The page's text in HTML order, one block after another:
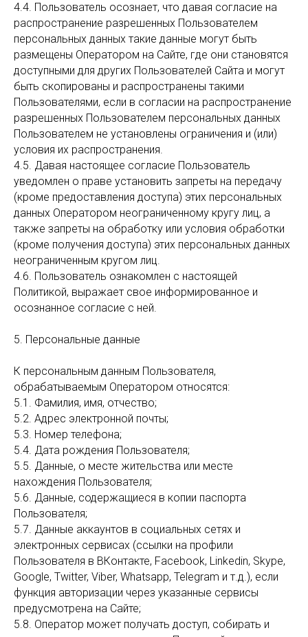
4.4. Пользователь осознает, что давая согласие на
распространение разрешенных Пользователем
персональных данных такие данные могут быть
размещены Оператором на Сайте, где они становятся
доступными для других Пользователей Сайта и могут
быть скопированы и распространены такими
Пользователями, если в согласии на распространение
разрешенных Пользователем персональных данных
Пользователем не установлены ограничения и (или)
условия их распространения.
4.5. Давая настоящее согласие Пользователь
уведомлен о праве установить запреты на передачу
(кроме предоставления доступа) этих персональных
данных Оператором неограниченному кругу лиц, а
также запреты на обработку или условия обработки
(кроме получения доступа) этих персональных данных
неограниченным кругом лиц.
4.6. Пользователь ознакомлен с настоящей
Политикой, выражает свое информированное и
осознанное согласие с ней.
5. Персональные данные
К персональным данным Пользователя,
обрабатываемым Оператором относятся:
5.1. Фамилия, имя, отчество;
5.2. Адрес электронной почты;
5.3. Номер телефона;
5.4. Дата рождения Пользователя;
5.5. Данные, о месте жительства или месте
нахождения Пользователя;
5.6. Данные, содержащиеся в копии паспорта
Пользователя;
5.7. Данные аккаунтов в социальных сетях и
электронных сервисах (ссылки на профили
Пользователя в ВКонтакте, Facebook, Linkedin, Skype,
Google, Twitter, Viber, Whatsapp, Telegram и т.д.), если
функция авторизации через указанные сервисы
предусмотрена на Сайте;
5.8. Оператор может получать доступ, собирать и